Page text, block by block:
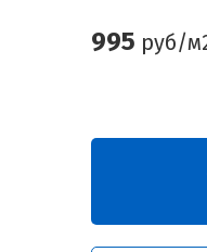
995 руб/